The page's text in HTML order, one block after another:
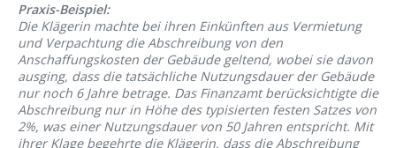
Praxis-Beispiel:
Die Klägerin machte bei ihren Einkünften aus Vermietung
und Verpachtung die Abschreibung von den
Anschaffungskosten der Gebäude geltend, wobei sie davon
ausging, dass die tatsächliche Nutzungsdauer der Gebäude
nur noch 6 Jahre betrage. Das Finanzamt berücksichtigte die
Abschreibung nur in Höhe des typisierten festen Satzes von
2%, was einer Nutzungsdauer von 50 Jahren entspricht. Mit
ihrer Klage begehrte die Klägerin, dass die Abschreibung